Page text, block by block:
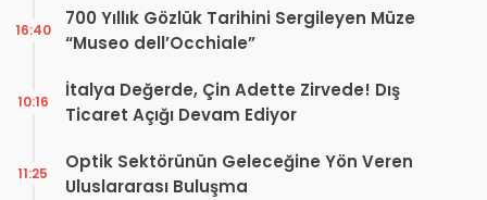
700 Yıllık Gözlük Tarihini Sergileyen Müze
“Museo dell’Occhiale”
16:40
İtalya Değerde, Çin Adette Zirvede! Dış
Ticaret Açığı Devam Ediyor
10:16
Optik Sektörünün Geleceğine Yön Veren
Uluslararası Buluşma
11:25